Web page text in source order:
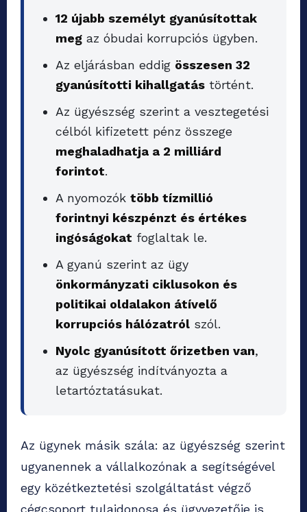
12 újabb személyt gyanúsítottak
meg az óbudai korrupciós ügyben.
Az eljárásban eddig összesen 32
gyanúsítotti kihallgatás történt.
Az ügyészség szerint a vesztegetési
célból kifizetett pénz összege
meghaladhatja a 2 milliárd
forintot.
A nyomozók több tízmillió
forintnyi készpénzt és értékes
ingóságokat foglaltak le.
A gyanú szerint az ügy
önkormányzati ciklusokon és
politikai oldalakon átívelő
korrupciós hálózatról szól.
Nyolc gyanúsított őrizetben van,
az ügyészség indítványozta a
letartóztatásukat.
Az ügynek másik szála: az ügyészség szerint
ugyanennek a vállalkozónak a segítségével
egy közétkeztetési szolgáltatást végző